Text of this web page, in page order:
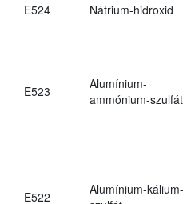
E524 Nátrium-hidroxid
E523
Alumínium-
ammónium-szulfát
E522
Alumínium-kálium-